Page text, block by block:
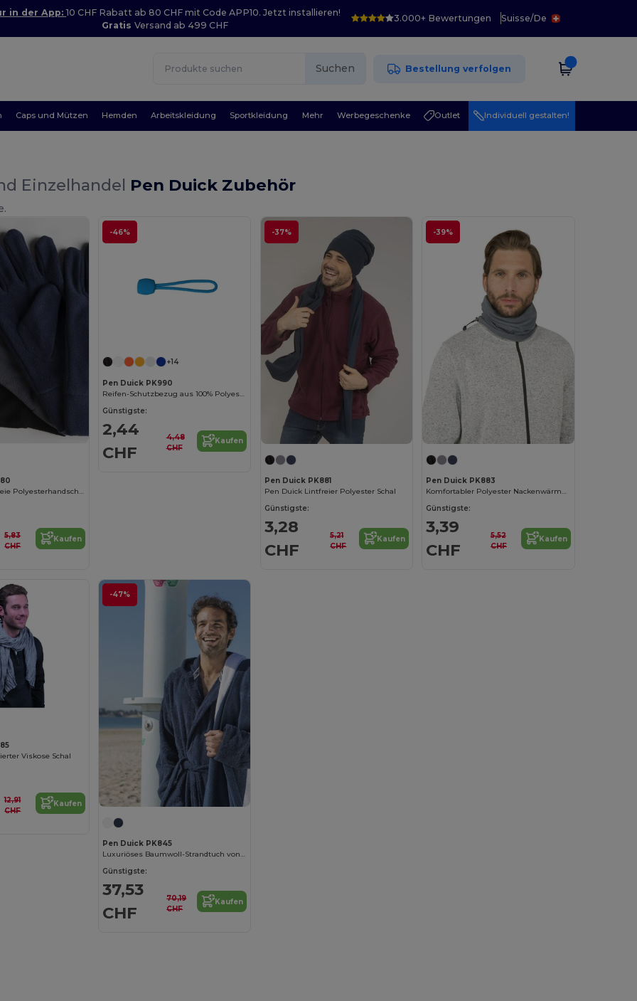
in der App:10 CHF Rabatt ab 80 CHF mit Code APP10. Jetzt installieren!
Gratis Versand ab 499 CHF
3.000+ Bewertungen Suisse/De
Suchen Bestellung verfolgen
Caps und Mützen Hemden Arbeitskleidung Sportkleidung Mehr Werbegeschenke Outlet Individuell gestalten!
Einzelhandel Pen Duick Zubehör
Pen Duick Lintfreie Polyesterhandschuhe
5,83
CHF
Kaufen
-46%
+14
Pen Duick PK990
Reifen-Schutzbezug aus 100% Polyester
Günstigste:
2,44
CHF
4,48
CHF
Kaufen
-37%
Pen Duick PK881
Pen Duick Lintfreier Polyester Schal
Günstigste:
3,28
CHF
5,21
CHF
Kaufen
-39%
Pen Duick PK883
Komfortabler Polyester Nackenwärmer mit Stopper
Günstigste:
3,39
CHF
5,52
CHF
Kaufen
Viskose Schal
12,91
CHF
Kaufen
-47%
Pen Duick PK845
Luxuriöses Baumwoll-Strandtuch von Pen Duick
Günstigste:
37,53
CHF
70,19
CHF
Kaufen